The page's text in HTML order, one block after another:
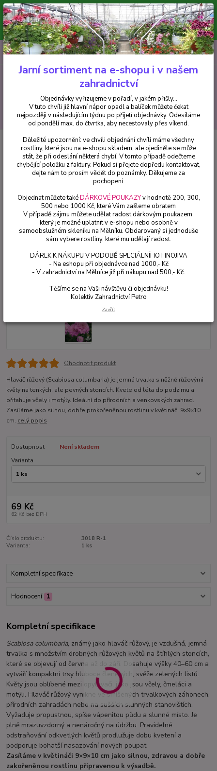
Minimální hodnota pro odeslání z e-shopu je 300 Kč.
V tuto chvíli již hlavní nápor objednávek opadl a balíček můžete čekat
nejpozději v následujícím týdnu po přijetí objednávky. Objednávky
vyřizujeme v pořadí, v jakém přišly...
CZK
Hledat
+420 602 223 614 0ks
za0 Kč
Trvalky Scobiosa columbaria Hlaváč růžový - 1 ks
Scobiosa columbaria Hlaváč
růžový - 1 ks
Ohodnotit produkt
Hlaváč růžový (Scabiosa columbaria) je jemná trvalka s něžně růžovými
květy na tenkých, ale pevných stoncích. Kvete od léta do podzimu a
přitahuje včely i motýly. Ideální do přírodních a venkovských zahrad.
Zasíláme jako silnou, dobře prokořeněnou rostlinu v květináči 9×9×10
cm. celý popis
Dostupnost
Není skladem
Varianta
69 Kč
62 Kč bez DPH
Číslo produktu:
3018 R-1
Varianta:
1 ks
Kompletní specifikace
Hodnocení 1
Kompletní specifikace
Scabiosa columbaria, známý jako hlaváč růžový, je vzdušná, jemná
trvalka s množstvím drobných růžových květů na štíhlých stoncích,
které se objevují od června až do září. Dosahuje výšky 40–60 cm a
vytváří kompaktní trsy hluboce členěných, svěže zelených listů.
Květy jsou oblíbené mezi opylovači, jako jsou včely, čmeláci a
motýli. Hlaváč růžový vynikne ve smíšených trvalkových záhonech,
přírodních zahradách nebo na sušších slunných stanovištích.
Vyžaduje propustnou, spíše vápenitou půdu a slunné místo. Je
plně mrazuvzdorný a nenáročný na údržbu. Pravidelné
odstraňování odkvetlých květů prodlužuje dobu kvetení a
podporuje bohatší nasazování nových poupat.
Zasíláme v květináči 9×9×10 cm jako silnou, zdravou a dobře
zakořeněnou rostlinu připravenou k výsadbě.
Jarní sortiment na e-shopu i v našem
zahradnictví
Objednávky vyřizujeme v pořadí, v jakém přišly...
V tuto chvíli již hlavní nápor opadl a balíček můžete čekat
nejpozději v následujícím týdnu po přijetí objednávky. Odesíláme
od pondělí max. do čtvrtka, aby necestovaly přes víkend.
Důležité upozornění: ve chvíli objednání chvíli máme všechny
rostliny, které jsou na e-shopu skladem, ale ojediněle se může
stát, že při odeslání některá chybí. V tomto případě odečteme
chybějící položku z faktury. Pokud si přejete dopředu kontaktovat,
dejte nám to prosím vědět do poznámky. Děkujeme za
pochopení.
Objednat můžete takéDÁRKOVÉ POUKAZYv hodnotě 200, 300,
500 nebo 1000 Kč, které Vám zašleme obratem
V případě zájmu můžete udělat radost dárkovým poukazem,
který je možné uplatnit v e-shopu nebo osobně v
samoobslužném skleníku na Mělníku. Obdarovaný si jednoduše
sám vybere rostliny, které mu udělají radost.
DÁREK K NÁKUPU V PODOBĚ SPECIÁLNÍHO HNOJIVA
- Na eshopu při objednávce nad 1000,- Kč
- V zahradnictví na Mělníce již při nákupu nad 500,- Kč.
Těšíme se na Vaši návštěvu či objednávku!
Kolektiv Zahradnictví Petro
Zavřít